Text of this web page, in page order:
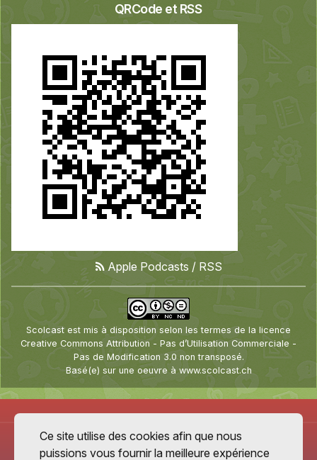
QRCode et RSS
Apple Podcasts / RSS
Scolcastest mis à disposition selon les termes de la licence
Creative Commons Attribution - Pas d’Utilisation Commerciale -
Pas de Modification 3.0 non transposé.
Basé(e) sur une oeuvre àwww.scolcast.ch
Ce site utilise des cookies afin que nous
puissions vous fournir la meilleure expérience